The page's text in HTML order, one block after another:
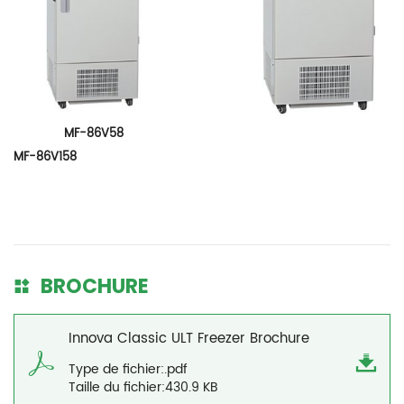
MF-86V58
MF-86V158
BROCHURE
Innova Classic ULT Freezer Brochure
Type de fichier:.pdf
Taille du fichier:430.9 KB